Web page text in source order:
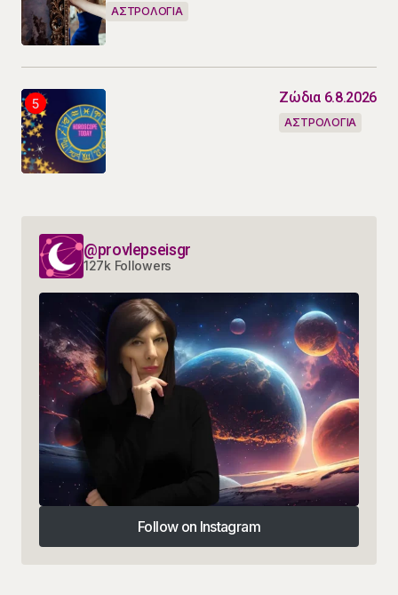
ΑΣΤΡΟΛΟΓΙΑ
Ζώδια 6.8.2026
ΑΣΤΡΟΛΟΓΙΑ
@provlepseisgr
127k Followers
Follow on Instagram
Follow on Instagram